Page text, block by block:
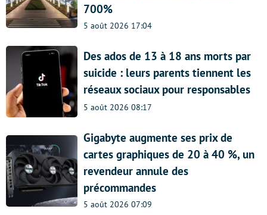
700%
5 août 2026 17:04
Des ados de 13 à 18 ans morts par
suicide : leurs parents tiennent les
réseaux sociaux pour responsables
5 août 2026 08:17
Gigabyte augmente ses prix de
cartes graphiques de 20 à 40 %, un
revendeur annule des
précommandes
5 août 2026 07:09